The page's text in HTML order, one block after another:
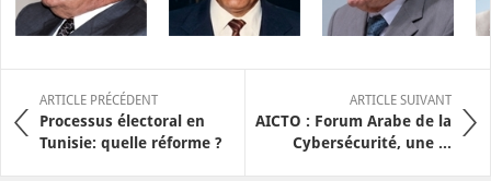
ARTICLE PRÉCÉDENT
Processus électoral en
Tunisie: quelle réforme ?
ARTICLE SUIVANT
AICTO : Forum Arabe de la
Cybersécurité, une ...